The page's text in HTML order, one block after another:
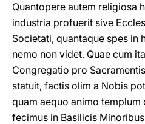
Quantopere autem religiosa
industria profuerit sive
Societati, quantaque spes in
nemo non videt. Quae cum
Congregatio pro
statuit, factis olim a Nobis
quam aequo animo templum
fecimus in Basilicis